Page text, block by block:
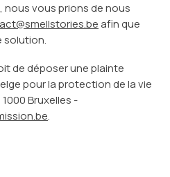
vous prions de nous
afin que
solution.
de déposer une plainte
pour la protection de la vie
Bruxelles -
.